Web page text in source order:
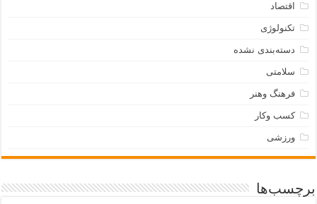
اقتصاد
تکنولوژی
دسته‌بندی نشده
سلامتی
فرهنگ وهنر
کسب وکار
ورزشی
برچسب‌ها